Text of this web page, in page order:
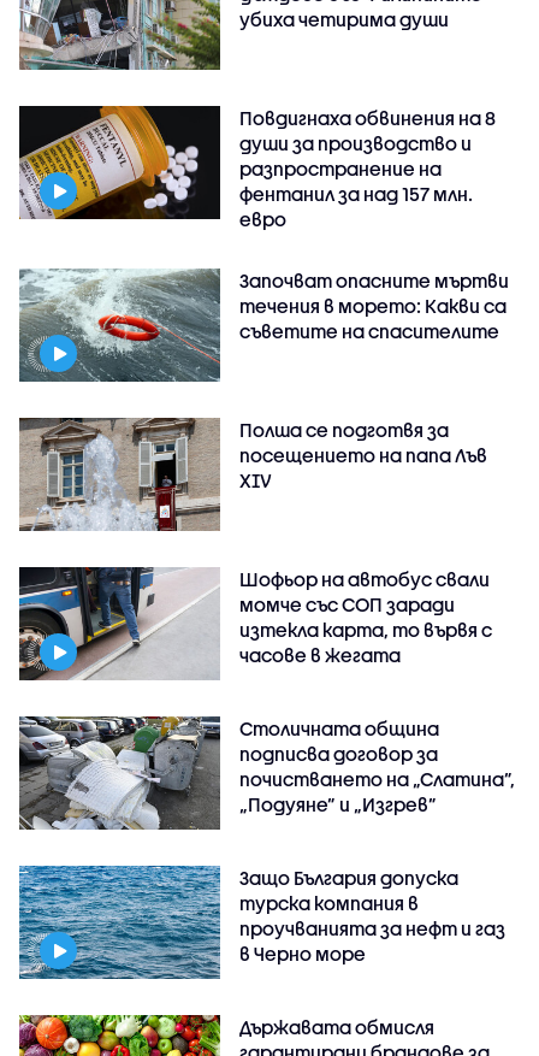
убиха четирима души
Повдигнаха обвинения на 8
души за производство и
разпространение на
фентанил за над 157 млн.
евро
Започват опасните мъртви
течения в морето: Какви са
съветите на спасителите
Полша се подготвя за
посещението на папа Лъв
XIV
Шофьор на автобус свали
момче със СОП заради
изтекла карта, то вървя с
часове в жегата
Столичната община
подписва договор за
почистването на „Слатина”,
„Подуяне” и „Изгрев”
Защо България допуска
турска компания в
проучванията за нефт и газ
в Черно море
Държавата обмисля